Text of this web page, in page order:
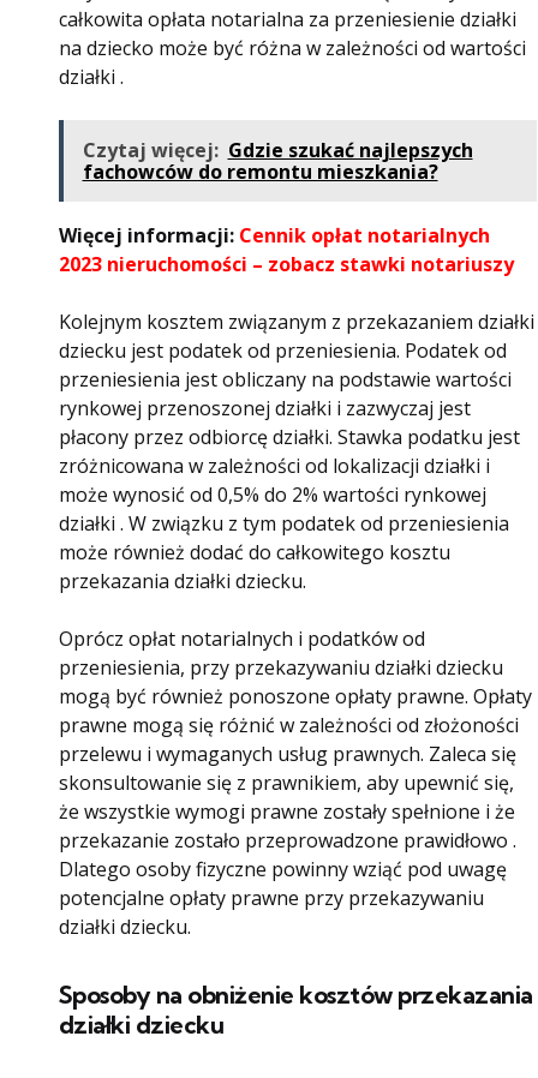
całkowita opłata notarialna za przeniesienie działki
na dziecko może być różna w zależności od wartości
działki .
Czytaj więcej: Gdzie szukać najlepszych
fachowców do remontu mieszkania?
Więcej informacji: Cennik opłat notarialnych
2023 nieruchomości – zobacz stawki notariuszy
Kolejnym kosztem związanym z przekazaniem działki
dziecku jest podatek od przeniesienia. Podatek od
przeniesienia jest obliczany na podstawie wartości
rynkowej przenoszonej działki i zazwyczaj jest
płacony przez odbiorcę działki. Stawka podatku jest
zróżnicowana w zależności od lokalizacji działki i
może wynosić od 0,5% do 2% wartości rynkowej
działki . W związku z tym podatek od przeniesienia
może również dodać do całkowitego kosztu
przekazania działki dziecku.
Oprócz opłat notarialnych i podatków od
przeniesienia, przy przekazywaniu działki dziecku
mogą być również ponoszone opłaty prawne. Opłaty
prawne mogą się różnić w zależności od złożoności
przelewu i wymaganych usług prawnych. Zaleca się
skonsultowanie się z prawnikiem, aby upewnić się,
że wszystkie wymogi prawne zostały spełnione i że
przekazanie zostało przeprowadzone prawidłowo .
Dlatego osoby fizyczne powinny wziąć pod uwagę
potencjalne opłaty prawne przy przekazywaniu
działki dziecku.
Sposoby na obniżenie kosztów przekazania
działki dziecku